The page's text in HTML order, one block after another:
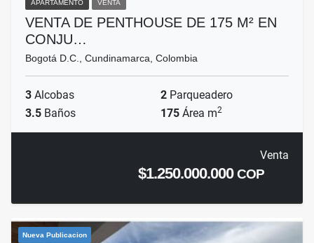
APARTAMENTO VENTA
VENTA DE PENTHOUSE DE 175 M² EN
CONJU…
Bogotá D.C., Cundinamarca, Colombia
3 Alcobas 2 Parqueadero
3.5 Baños 175 Área m2
Venta
$1.250.000.000COP
Nueva Publicacion